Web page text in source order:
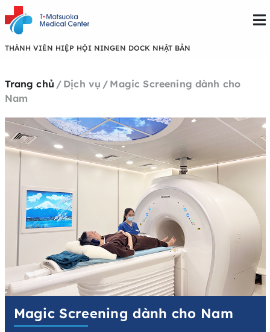
THÀNH VIÊN HIỆP HỘI NINGEN DOCK NHẬT BẢN
Trang chủ / Dịch vụ / Magic Screening dành cho
Nam
Magic Screening dành cho Nam